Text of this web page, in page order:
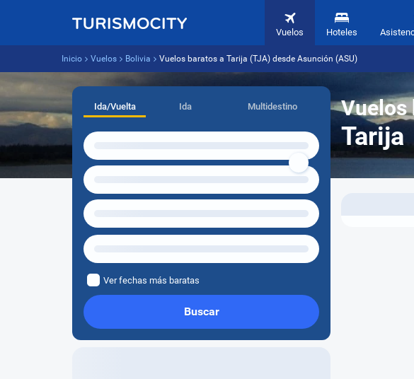
Vuelos Hoteles
Inicio Vuelos Bolivia Vuelos baratos a Tarija (TJA) desde Asunción (ASU)
Vuelos
Tarija
Ida/Vuelta Ida Multidestino
Ver fechas más baratas
Buscar